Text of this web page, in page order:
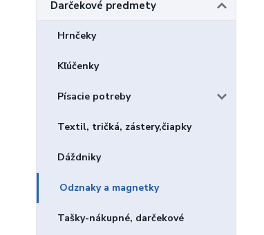
Darčekové predmety
Hrnčeky
Kľúčenky
Písacie potreby
Textil, tričká, zástery,čiapky
Dáždniky
Odznaky a magnetky
Tašky-nákupné, darčekové